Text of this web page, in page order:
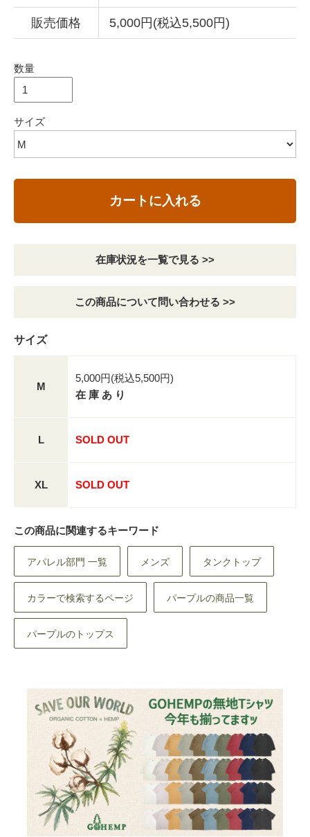
販売価格 5,000円(税込5,500円)
数量
サイズ
カートに入れる
在庫状況を一覧で見る >>
この商品について問い合わせる >>
サイズ
M
5,000円(税込5,500円)
在 庫 あ り
L SOLD OUT
XL SOLD OUT
この商品に関連するキーワード
アパレル部門 一覧 メンズ タンクトップ
カラーで検索するページ パープルの商品一覧
パープルのトップス